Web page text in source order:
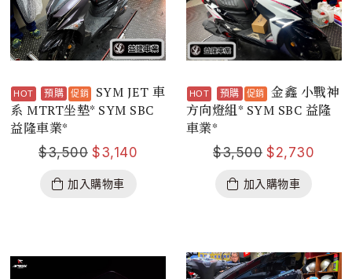
預購
SYM JET 車
系 MTRT坐墊* SYM SBC
益隆車業*
$3,500 $3,140
加入購物車
預購
金鑫 小戰神
方向燈組* SYM SBC 益隆
車業*
$3,500 $2,730
加入購物車